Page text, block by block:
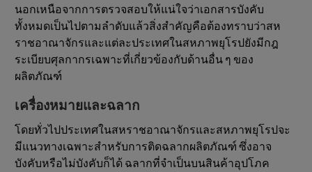
นอกเหนือจากการตรวจสอบให้แน่ใจว่าเอกสารบังคับ
ทั้งหมดเป็นไปตามลําดับแล้วสิ่งสําคัญคือต้องทราบว่าสห
ราชอาณาจักรและแต่ละประเทศในสหภาพยุโรปยังมีกฎ
ระเบียบศุลกากรเฉพาะที่เกี่ยวข้องกับด้านอื่น ๆ ของ
ผลิตภัณฑ์
เครื่องหมายและฉลาก
โดยทั่วไปประเทศในสหราชอาณาจักรและสหภาพยุโรปจะ
มีแนวทางเฉพาะสําหรับการติดฉลากผลิตภัณฑ์ ซึ่งอาจ
บังคับหรือไม่บังคับก็ได้ ฉลากที่จําเป็นบนสินค้าอุปโภค